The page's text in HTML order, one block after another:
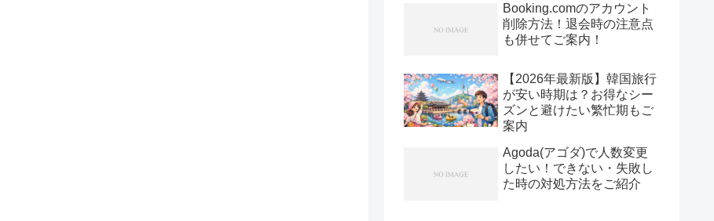
Booking.comのアカウント
削除方法！退会時の注意点
も併せてご案内！
【2026年最新版】韓国旅行
が安い時期は？お得なシー
ズンと避けたい繁忙期もご
案内
Agoda(アゴダ)で人数変更
したい！できない・失敗し
た時の対処方法をご紹介